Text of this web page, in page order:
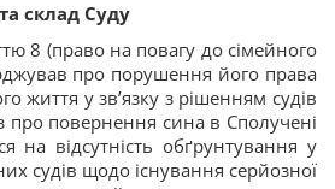
склад Суду
8 (право на повагу до сімейного
про порушення його права
життя у зв’язку з рішенням судів
про повернення сина в Сполучені
на відсутність обґрунтування у
судів щодо існування серйозної